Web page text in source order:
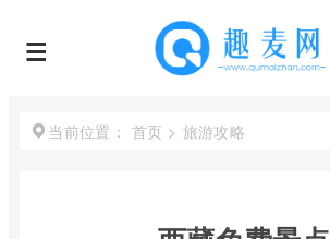
当前位置： 首页 > 旅游攻略